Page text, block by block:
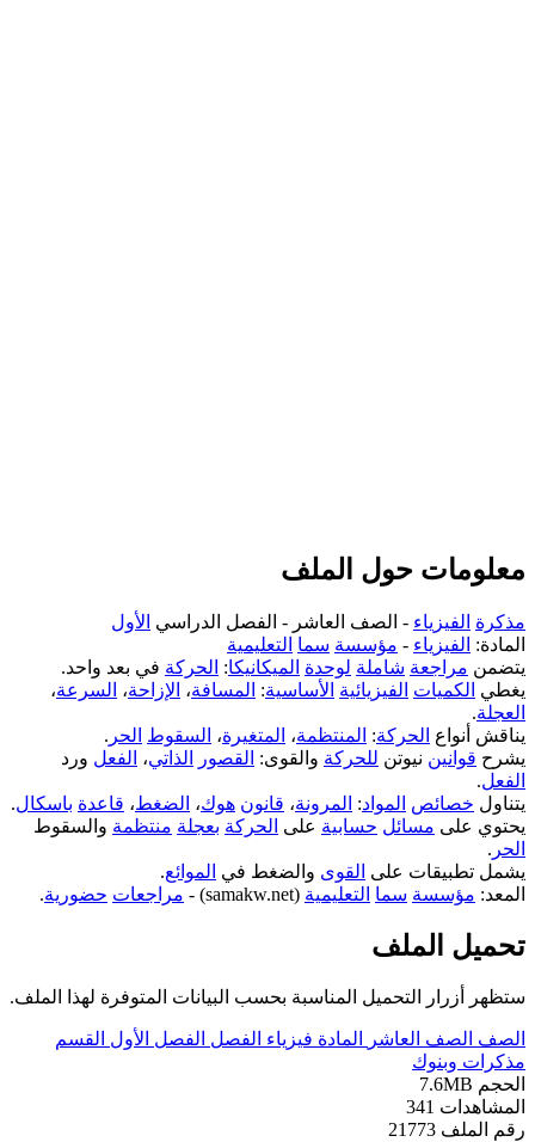
معلومات حول الملف
مذكرة الفيزياء- الصف العاشر - الفصل الدراسي الأول
المادة: الفيزياء- مؤسسة سما
التعليمية
يتضمن مراجعة شاملة لوحدة الميكانيكا: الحركةفي بعد واحد.
يغطي الكميات الفيزيائية الأساسية: المسافة، الإزاحة، السرعة،
العجلة.
يناقش أنواع الحركة: المنتظمة، المتغيرة، السقوط الحر .
يشرح قوانيننيوتن للحركةوالقوى: القصور الذاتي، الفعلورد
الفعل.
يتناول خصائص المواد: المرونة، قانون هوك، الضغط، قاعدة باسكال.
يحتوي على مسائل حسابيةعلى الحركة بعجلة منتظمةوالسقوط
الحر .
يشمل تطبيقات على القوىوالضغط في الموائع.
المعد: مؤسسة سما التعليمية(samakw.net) - مراجعات حضورية.
تحميل الملف
ستظهر أزرار التحميل المناسبة بحسب البيانات المتوفرة لهذا الملف.
الصف الصف العاشر المادة فيزياء الفصل الفصل الأول
القسم
مذكرات وبنوك
الحجم 7.6MB
المشاهدات 341
رقم الملف 21773